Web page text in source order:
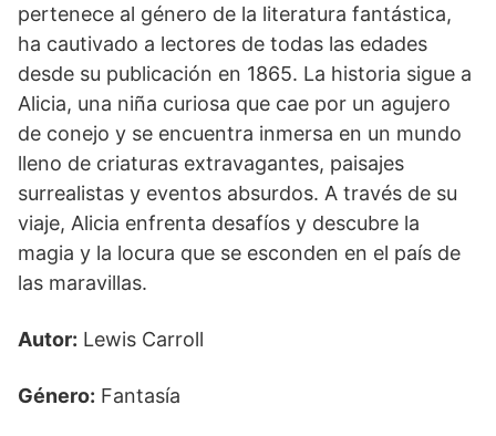
pertenece al género de la literatura fantástica,
ha cautivado a lectores de todas las edades
desde su publicación en 1865. La historia sigue a
Alicia, una niña curiosa que cae por un agujero
de conejo y se encuentra inmersa en un mundo
lleno de criaturas extravagantes, paisajes
surrealistas y eventos absurdos. A través de su
viaje, Alicia enfrenta desafíos y descubre la
magia y la locura que se esconden en el país de
las maravillas.
Autor: Lewis Carroll
Género: Fantasía